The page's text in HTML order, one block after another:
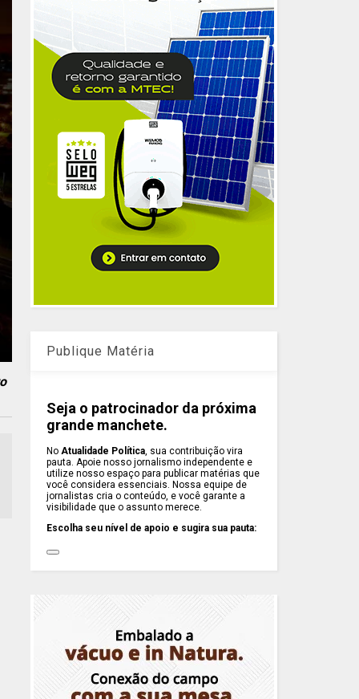
Publique Matéria
Seja o patrocinador da próxima
grande manchete.
NoAtualidade Política, sua contribuição vira
pauta. Apoie nosso jornalismo independente e
utilize nosso espaço para publicar matérias que
você considera essenciais. Nossa equipe de
jornalistas cria o conteúdo, e você garante a
visibilidade que o assunto merece.
Escolha seu nível de apoio e sugira sua pauta: